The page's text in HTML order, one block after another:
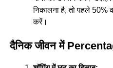
निकालना है, तो पहले 50%
करें।
दैनिक जीवन में